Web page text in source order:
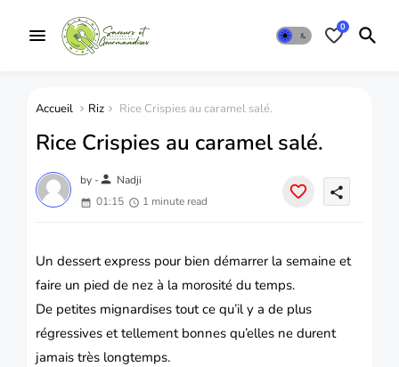
0
Accueil Riz Rice Crispies au caramel salé.
Rice Crispies au caramel salé.
by -person Nadji
01:15
1 minute read
share
Un dessert express pour bien démarrer la semaine et
faire un pied de nez à la morosité du temps.
De petites mignardises tout ce qu’il y a de plus
régressives et tellement bonnes qu’elles ne durent
jamais très longtemps.